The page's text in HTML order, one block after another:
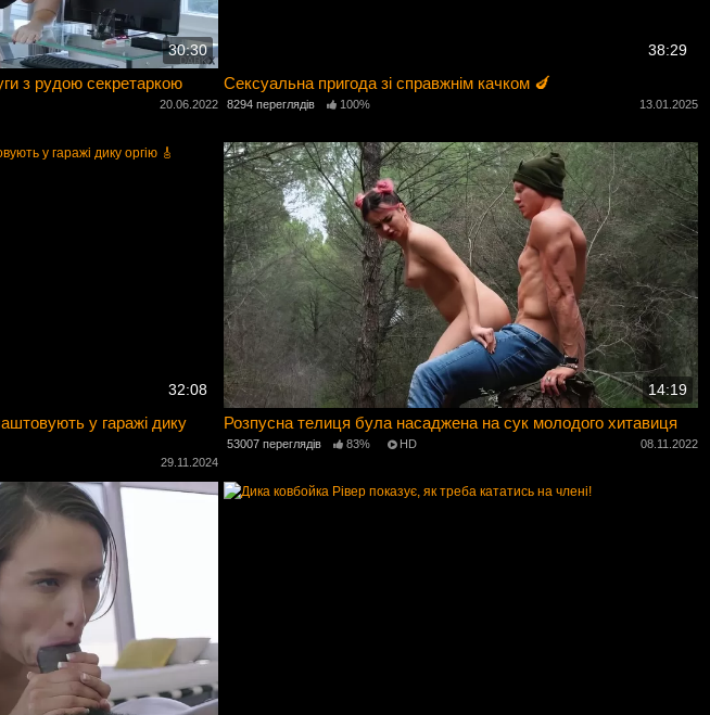
30:30
з рудою секретаркою
20.06.2022
38:29
Сексуальна пригода зі справжнім качком 🍆
8294 переглядів 100% 13.01.2025
32:08
у гаражі дику
29.11.2024
14:19
Розпусна телиця була насаджена на сук молодого хитавиця
53007 переглядів 83% HD 08.11.2022